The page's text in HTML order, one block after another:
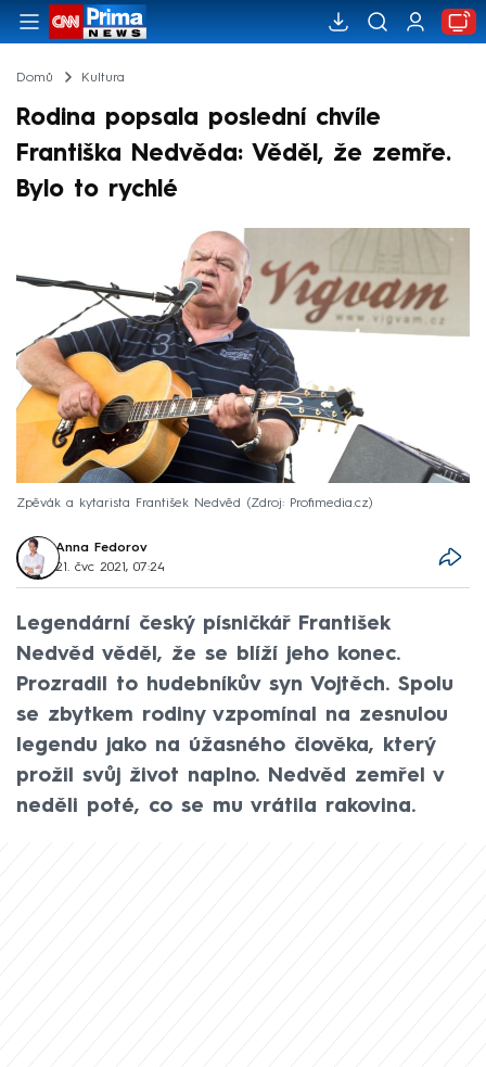
Domů Kultura
Rodina popsala poslední chvíle
Františka Nedvěda: Věděl, že zemře.
Bylo to rychlé
Zpěvák a kytarista František Nedvěd Zdroj: Profimedia.cz
Anna Fedorov
21. čvc 2021, 07:24
Legendární český písničkář František
Nedvěd věděl, že se blíží jeho konec.
Prozradil to hudebníkův syn Vojtěch. Spolu
se zbytkem rodiny vzpomínal na zesnulou
legendu jako na úžasného člověka, který
prožil svůj život naplno. Nedvěd zemřel v
neděli poté, co se mu vrátila rakovina.